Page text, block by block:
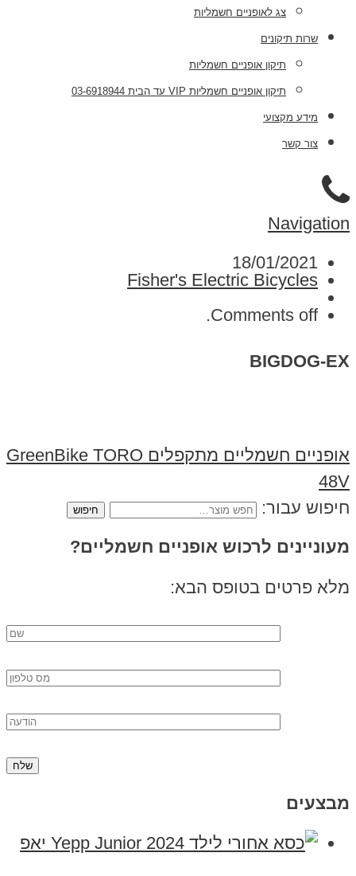
צג לאופניים חשמליות
שרות תיקונים
תיקון אופניים חשמליות
תיקון אופניים חשמליות VIP עד הבית 03-6918944
מידע מקצועי
צור קשר
Navigation
18/01/2021
Fisher's Electric Bicycles
Comments off.
BIGDOG-EX
אופניים חשמליים מתקפלים GreenBike TORO
48V
חיפוש עבור:
מעוניינים לרכוש אופניים חשמליים?
מלא פרטים בטופס הבא:
מבצעים